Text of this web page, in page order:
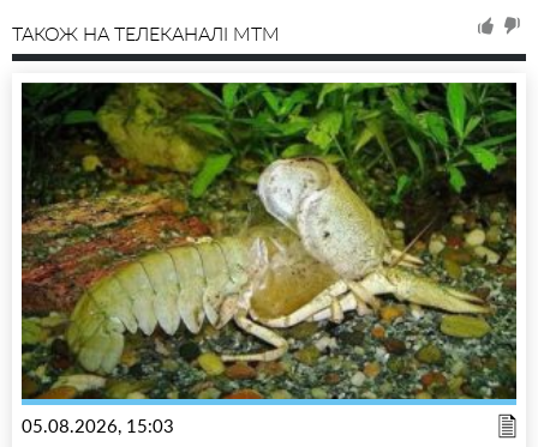
ТАКОЖ НА ТЕЛЕКАНАЛІ MTM
05.08.2026, 15:03